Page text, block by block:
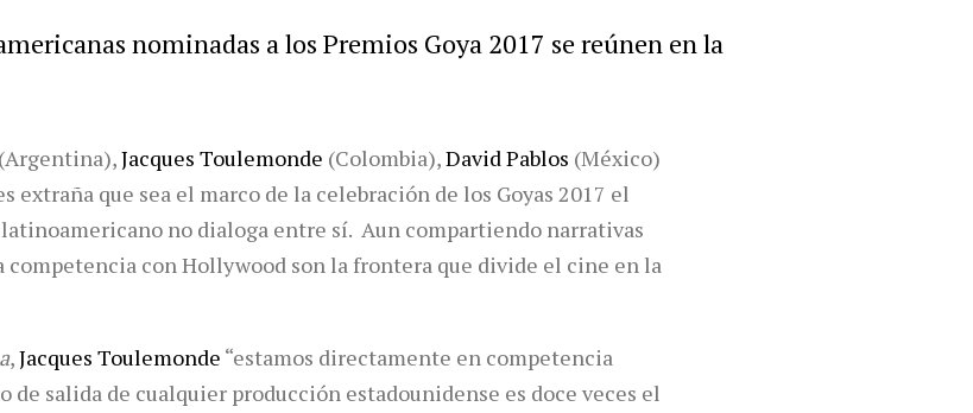
nominadas a los Premios Goya 2017 se reúnen en la
(Argentina),Jacques Toulemonde (Colombia),David Pablos (México)
extraña que sea el marco de la celebración de los Goyas 2017 el
no dialoga entre sí. Aun compartiendo narrativas
con Hollywood son la frontera que divide el cine en la
,Jacques Toulemonde “estamos directamente en competencia
de salida de cualquier producción estadounidense es doce veces el